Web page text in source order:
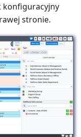
konfiguracyjny
stronie.